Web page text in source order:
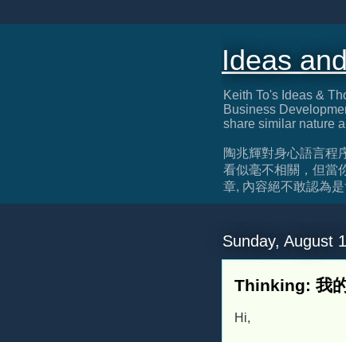
Ideas
Keith To's Ideas &
Business
share similar nature
陶兆輝對身心語言程
看似毫不相關，但當
章, 內容絕不敢認為
Sunday, August
Thinking: 我
Hi,